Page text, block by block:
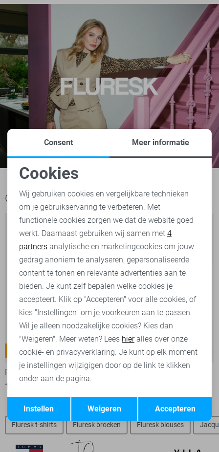
Ook het bekijken waard
Commander 3.0
PME legend Jeans
119,99
Blush
Regular waist
-30%
Only Jeans
Fluresk t-shirts Fluresk broeken Fluresk blouses
Noodzakelijke cookies
Personalisatie cookies
Analytische cookies
Marketing cookies
Terug Opslaan
Consent Meer informatie
Cookies
Wij gebruiken cookies en vergelijkbare technieken
om je gebruikservaring te verbeteren. Met
functionele cookies zorgen we dat de website goed
werkt. Daarnaast gebruiken wij samen met 4
partners analytische en marketingcookies om jouw
gedrag anoniem te analyseren, gepersonaliseerde
content te tonen en relevante advertenties aan te
bieden. Je kunt zelf bepalen welke cookies je
accepteert. Klik op "Accepteren" voor alle cookies, of
kies "Instellingen" om je voorkeuren aan te passen.
Wil je alleen noodzakelijke cookies? Kies dan
"Weigeren". Meer weten? Lees hieralles over onze
cookie- en privacyverklaring. Je kunt op elk moment
je instellingen wijzigigen door op de link te klikken
onder aan de pagina.
Accepteren
Weigeren
Instellen